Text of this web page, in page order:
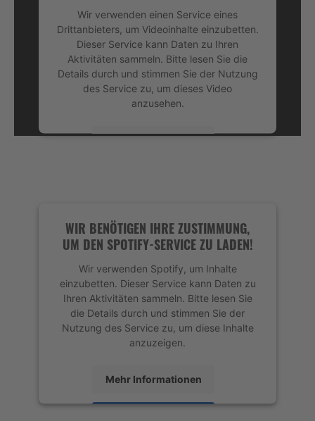
Wir verwenden einen Service eines
Drittanbieters, um Videoinhalte einzubetten.
Dieser Service kann Daten zu Ihren
Aktivitäten sammeln. Bitte lesen Sie die
Details durch und stimmen Sie der Nutzung
des Service zu, um dieses Video
anzusehen.
Mehr Informationen
WIR BENÖTIGEN IHRE ZUSTIMMUNG,
UM DEN SPOTIFY-SERVICE ZU LADEN!
Wir verwenden Spotify, um Inhalte
einzubetten. Dieser Service kann Daten zu
Ihren Aktivitäten sammeln. Bitte lesen Sie
die Details durch und stimmen Sie der
Nutzung des Service zu, um diese Inhalte
anzuzeigen.
Mehr Informationen